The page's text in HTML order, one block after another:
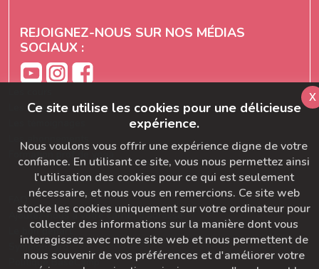
REJOIGNEZ-NOUS SUR NOS MÉDIAS
SOCIAUX :
Les séries
Les abonnements
Formation prof de yoga
Ajoutez-nous à votre carnet d'adresse
Le bon départ
SymbioBoard
Politique BaseCamp
Ce site utilise les cookies pour une délicieuse
expérience.
Nous voulons vous offrir une expérience digne de votre
confiance. En utilisant ce site, vous nous permettez ainsi
l'utilisation des cookies pour ce qui est seulement
nécessaire, et nous vous en remercions. Ce site web
stocke les cookies uniquement sur votre ordinateur pour
collecter des informations sur la manière dont vous
interagissez avec notre site web et nous permettent de
nous souvenir de vos préférences et d'améliorer votre
x